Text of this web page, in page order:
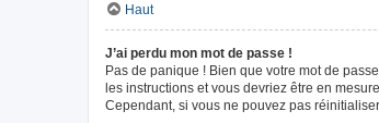
Haut
J’ai perdu mon mot de passe !
Pas de panique ! Bien que votre mot de
les instructions et vous devriez être en
Cependant, si vous ne pouvez pas